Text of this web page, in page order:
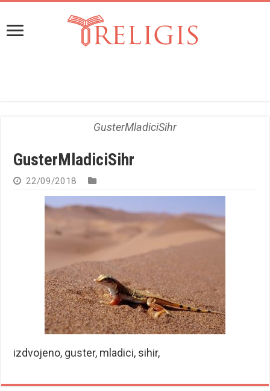
GusterMladiciSihr
GusterMladiciSihr
22/09/2018
izdvojeno, guster, mladici, sihir,